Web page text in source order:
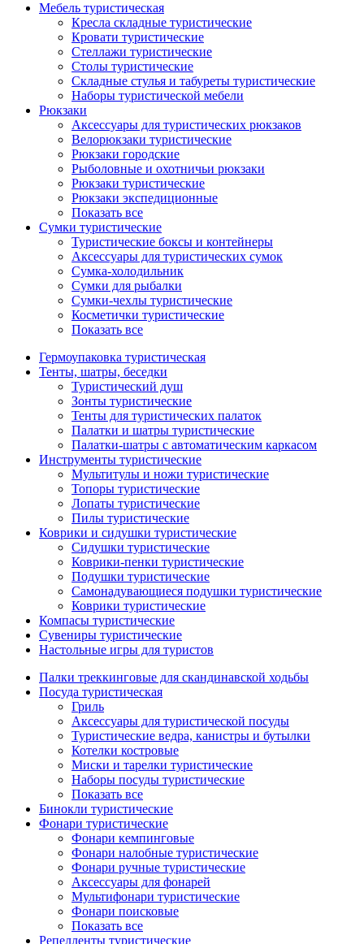
Мебель туристическая
Кресла складные туристические
Кровати туристические
Стеллажи туристические
Столы туристические
Складные стулья и табуреты туристические
Наборы туристической мебели
Рюкзаки
Аксессуары для туристических рюкзаков
Велорюкзаки туристические
Рюкзаки городские
Рыболовные и охотничьи рюкзаки
Рюкзаки туристические
Рюкзаки экспедиционные
Показать все
Сумки туристические
Туристические боксы и контейнеры
Аксессуары для туристических сумок
Сумка-холодильник
Сумки для рыбалки
Сумки-чехлы туристические
Косметички туристические
Показать все
Гермоупаковка туристическая
Тенты, шатры, беседки
Туристический душ
Зонты туристические
Тенты для туристических палаток
Палатки и шатры туристические
Палатки-шатры с автоматическим каркасом
Инструменты туристические
Мультитулы и ножи туристические
Топоры туристические
Лопаты туристические
Пилы туристические
Коврики и сидушки туристические
Сидушки туристические
Коврики-пенки туристические
Подушки туристические
Самонадувающиеся подушки туристические
Коврики туристические
Компасы туристические
Сувениры туристические
Настольные игры для туристов
Палки треккинговые для скандинавской ходьбы
Посуда туристическая
Гриль
Аксессуары для туристической посуды
Туристические ведра, канистры и бутылки
Котелки костровые
Миски и тарелки туристические
Наборы посуды туристические
Показать все
Бинокли туристические
Фонари туристические
Фонари кемпинговые
Фонари налобные туристические
Фонари ручные туристические
Аксессуары для фонарей
Мультифонари туристические
Фонари поисковые
Показать все
Репелленты туристические